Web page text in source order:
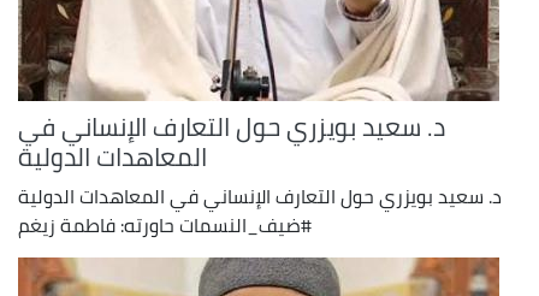
د. سعيد بويزري حول التعارف الإنساني في
المعاهدات الدولية
د. سعيد بويزري حول التعارف الإنساني في المعاهدات الدولية
#ضيف_النسمات حاورته: فاطمة زيغم